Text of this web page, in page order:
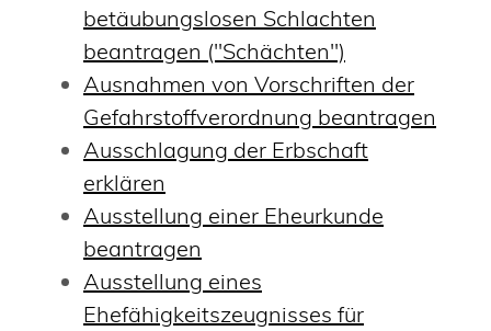
betäubungslosen Schlachten
beantragen ("Schächten")
Ausnahmen von Vorschriften der
Gefahrstoffverordnung beantragen
Ausschlagung der Erbschaft
erklären
Ausstellung einer Eheurkunde
beantragen
Ausstellung eines
Ehefähigkeitszeugnisses für